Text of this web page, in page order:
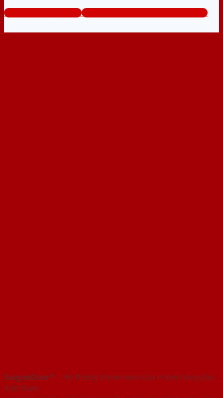
www.bancuanhom.com Tổng đài tư vấn miễn phí: 0824.400.400
SaigonDoor™ - Hệ thống Showroom cửa nhôm hàng đầu
Việt Nam